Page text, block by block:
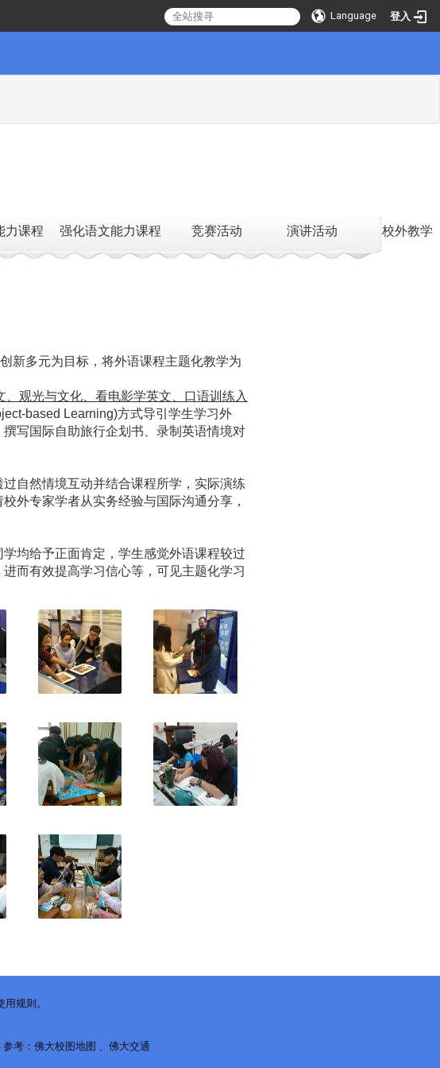
Language 登入
力课程 强化语文能力课程 竞赛活动 演讲活动 校外教学
新多元为目标，将外语课程主题化教学为
观光与文化、看电影学英文、口语训练入
based Learning)方式导引学生学习外
写国际自助旅行企划书、录制英语情境对
过自然情境互动并结合课程所学，实际演练
外专家学者从实务经验与国际沟通分享，
均给予正面肯定，学生感觉外语课程较过
而有效提高学习信心等，可见主题化学习
规则。
考：佛大校图地图 、佛大交通